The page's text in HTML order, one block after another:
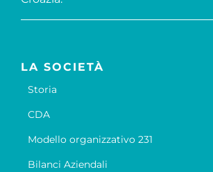
LA SOCIETÀ
Storia
CDA
Modello organizzativo 231
Bilanci Aziendali